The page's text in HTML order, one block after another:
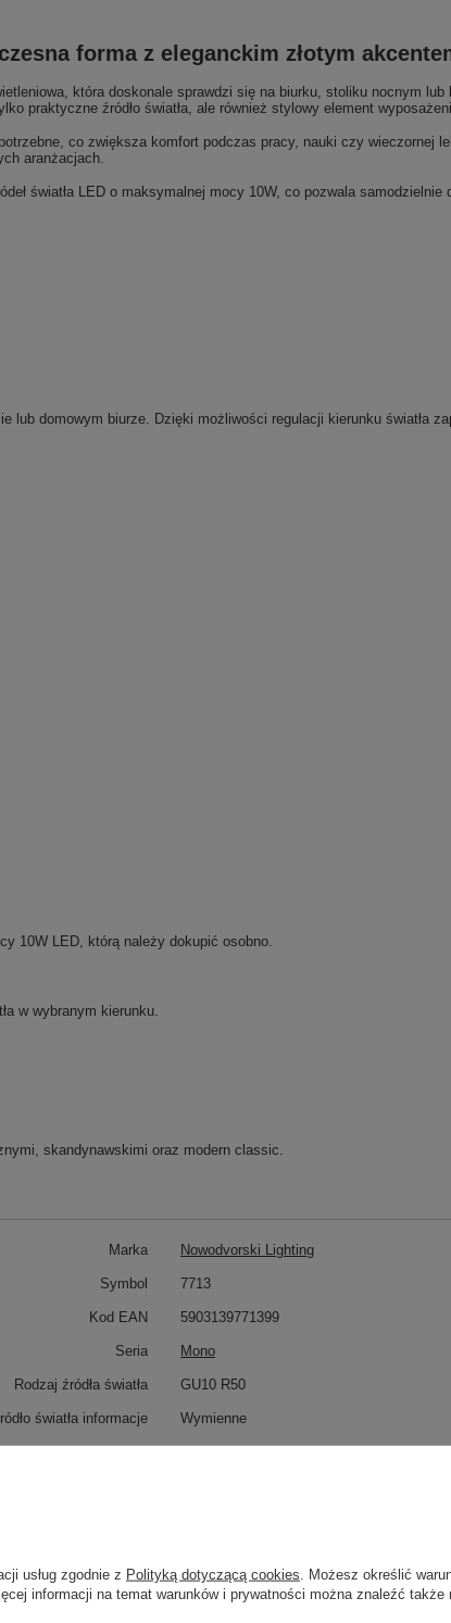
forma z eleganckim złotym
która doskonale sprawdzi się na biurku, stoliku nocnym
praktyczne źródło światła, ale również stylowy element
co zwiększa komfort podczas pracy, nauki czy wieczornej
aranżacjach.
światła LED o maksymalnej mocy 10W, co pozwala
lub domowym biurze. Dzięki możliwości regulacji kierunku światła
10W LED, którą należy dokupić osobno.
w wybranym kierunku.
skandynawskimi oraz modern classic.
Marka Nowodvorski Lighting
Symbol 7713
Kod EAN 5903139771399
Seria Mono
Rodzaj źródła światła GU10 R50
światła informacje Wymienne
Moc maksymalna (W) 10W only LED
usług zgodnie z Polityką dotyczącą cookies . Możesz określić
informacji na temat warunków i prywatności można znaleźć także